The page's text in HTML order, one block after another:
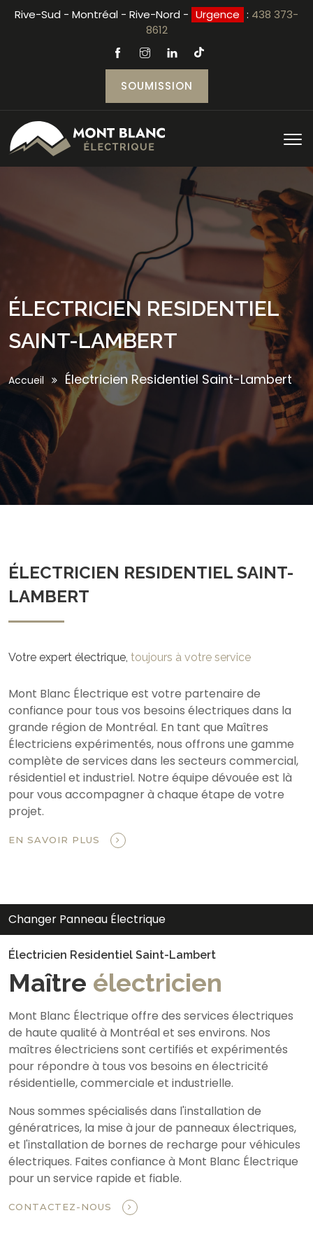
Rive-Sud - Montréal - Rive-Nord - Urgence : 438 373-
8612
SOUMISSION
ÉLECTRICIEN RESIDENTIEL
SAINT-LAMBERT
Accueil Électricien Residentiel Saint-Lambert
ÉLECTRICIEN RESIDENTIEL SAINT-
LAMBERT
Votre expert électrique, toujours à votre service
Mont Blanc Électrique est votre partenaire de
confiance pour tous vos besoins électriques dans la
grande région de Montréal. En tant que Maîtres
Électriciens expérimentés, nous offrons une gamme
complète de services dans les secteurs commercial,
résidentiel et industriel. Notre équipe dévouée est là
pour vous accompagner à chaque étape de votre
projet.
EN SAVOIR PLUS
Changer Panneau Électrique
Électricien Residentiel Saint-Lambert
Maître électricien
Mont Blanc Électrique offre des services électriques
de haute qualité à Montréal et ses environs. Nos
maîtres électriciens sont certifiés et expérimentés
pour répondre à tous vos besoins en électricité
résidentielle, commerciale et industrielle.
Nous sommes spécialisés dans l'installation de
génératrices, la mise à jour de panneaux électriques,
et l'installation de bornes de recharge pour véhicules
électriques. Faites confiance à Mont Blanc Électrique
pour un service rapide et fiable.
CONTACTEZ-NOUS